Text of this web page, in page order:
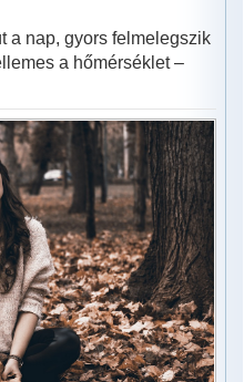
a nap, gyors felmelegszik
a hőmérséklet –